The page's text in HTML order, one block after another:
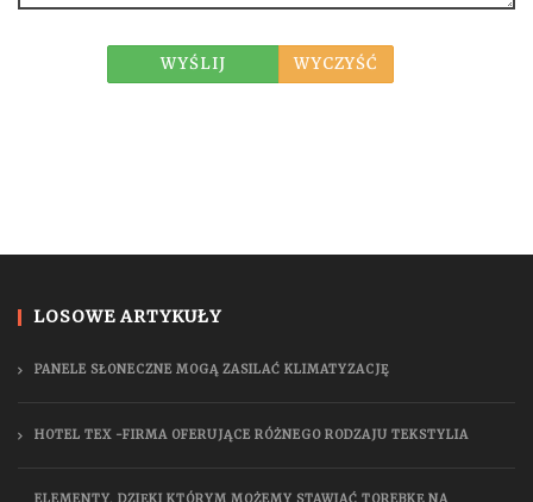
LOSOWE ARTYKUŁY
PANELE SŁONECZNE MOGĄ ZASILAĆ KLIMATYZACJĘ
HOTEL TEX -FIRMA OFERUJĄCE RÓŻNEGO RODZAJU TEKSTYLIA